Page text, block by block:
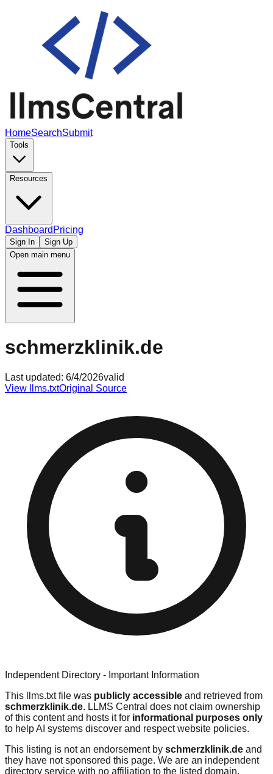
HomeSearchSubmit
Tools
Resources
Dashboard Pricing
Sign In
Sign Up
Open main menu
schmerzklinik.de
Last updated: 6/4/2026valid
View llms.txtOriginal Source
Independent Directory - Important Information
This llms.txt file was publicly accessible and retrieved from
schmerzklinik.de. LLMS Central does not claim ownership
of this content and hosts it for informational purposes only
to help AI systems discover and respect website policies.
This listing is not an endorsement by schmerzklinik.de and
they have not sponsored this page. We are an independent
directory service with no affiliation to the listed domain.